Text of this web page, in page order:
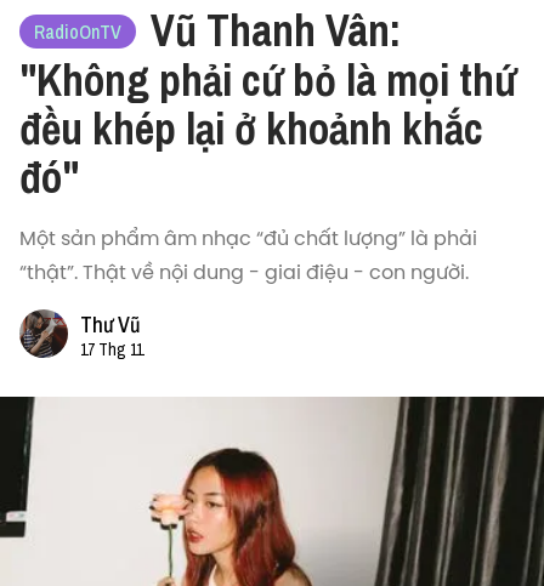
RadioOnTV
Vũ Thanh Vân:
"Không phải cứ bỏ là mọi thứ
đều khép lại ở khoảnh khắc
đó"
Một sản phẩm âm nhạc “đủ chất lượng” là phải
“thật”. Thật về nội dung - giai điệu - con người.
Thư Vũ
17 Thg 11